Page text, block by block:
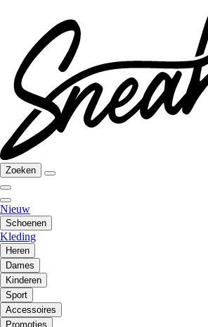
Zoeken
Nieuw
Schoenen
Kleding
Heren
Dames
Kinderen
Sport
Accessoires
Promoties